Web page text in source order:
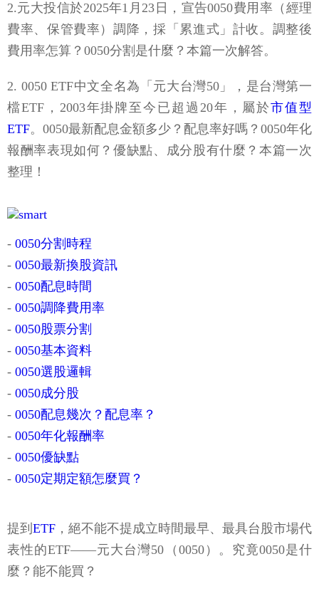
2.元大投信於2025年1月23日，宣告0050費用率（經理
費率、保管費率）調降，採「累進式」計收。調整後
費用率怎算？0050分割是什麼？本篇一次解答。
2. 0050 ETF中文全名為「元大台灣50」，是台灣第一
檔ETF，2003年掛牌至今已超過20年，屬於市值型
ETF。0050最新配息金額多少？配息率好嗎？0050年化
報酬率表現如何？優缺點、成分股有什麼？本篇一次
整理！
- 0050分割時程
- 0050最新換股資訊
- 0050配息時間
- 0050調降費用率
- 0050股票分割
- 0050基本資料
- 0050選股邏輯
- 0050成分股
- 0050配息幾次？配息率？
- 0050年化報酬率
- 0050優缺點
- 0050定期定額怎麼買？
提到 ETF ，絕不能不提成立時間最早、最具台股市場代
表性的ETF——元大台灣50（0050）。究竟0050是什
麼？能不能買？